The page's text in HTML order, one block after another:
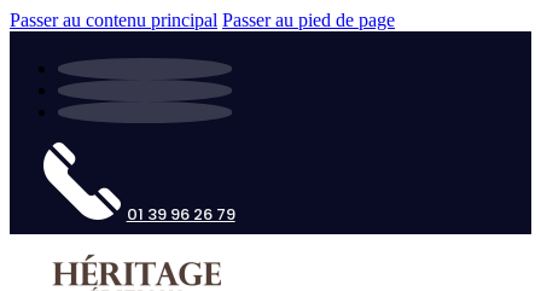
Passer au contenu principal Passer au pied de page
01 39 96 26 79